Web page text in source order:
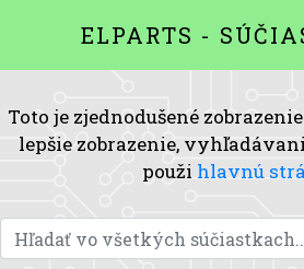
ELPARTS -
Toto je zjednodušené
lepšie zobrazenie,
použi hlavnú